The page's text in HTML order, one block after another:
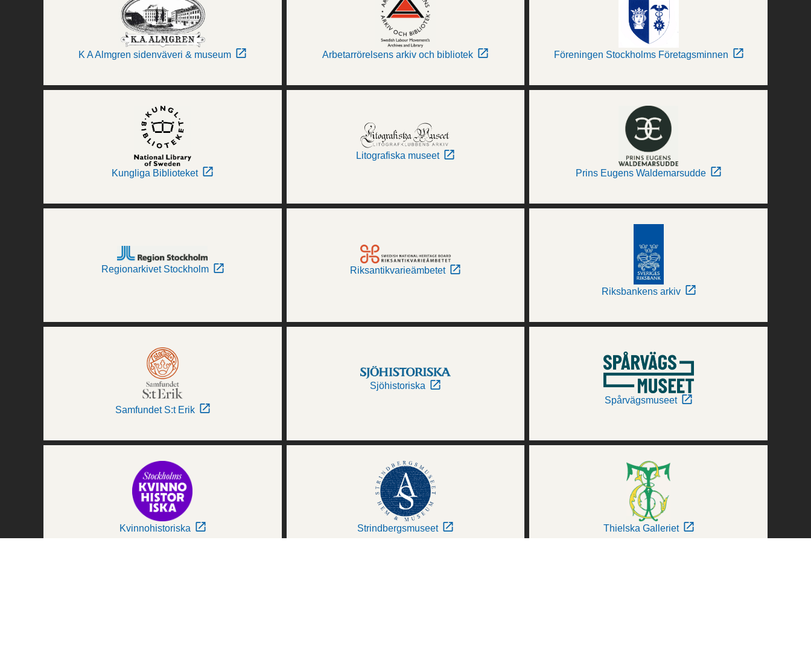
K A Almgren sidenväveri & museum Arbetarrörelsens arkiv och bibliotek Föreningen Stockholms Företagsminnen
Kungliga Biblioteket
Litografiska museet
Prins Eugens Waldemarsudde
Regionarkivet Stockholm Riksantikvarieämbetet
Riksbankens arkiv
Samfundet S:t Erik
Sjöhistoriska
Spårvägsmuseet
Kvinnohistoriska Strindbergsmuseet Thielska Galleriet